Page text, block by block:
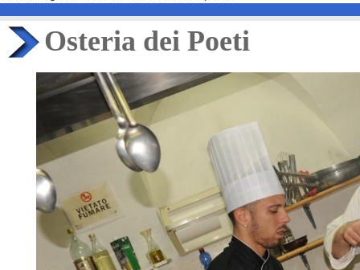
Osteria dei Poeti